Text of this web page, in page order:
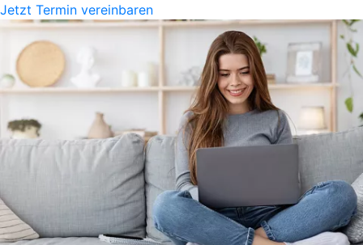
Jetzt Termin vereinbaren